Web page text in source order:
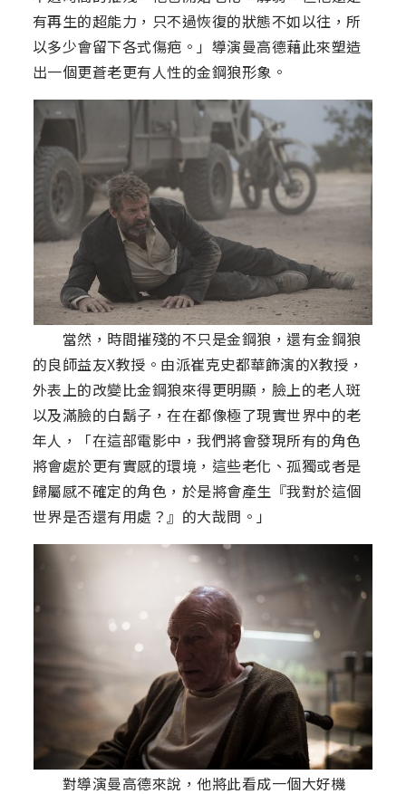
有再生的超能力，只不過恢復的狀態不如以往，所
以多少會留下各式傷疤。」導演曼高德藉此來塑造
出一個更蒼老更有人性的金鋼狼形象。
當然，時間摧殘的不只是金鋼狼，還有金鋼狼
的良師益友X教授。由派崔克史都華飾演的X教授，
外表上的改變比金鋼狼來得更明顯，臉上的老人斑
以及滿臉的白鬍子，在在都像極了現實世界中的老
年人，「在這部電影中，我們將會發現所有的角色
將會處於更有實感的環境，這些老化、孤獨或者是
歸屬感不確定的角色，於是將會產生『我對於這個
世界是否還有用處？』的大哉問。」
對導演曼高德來說，他將此看成一個大好機